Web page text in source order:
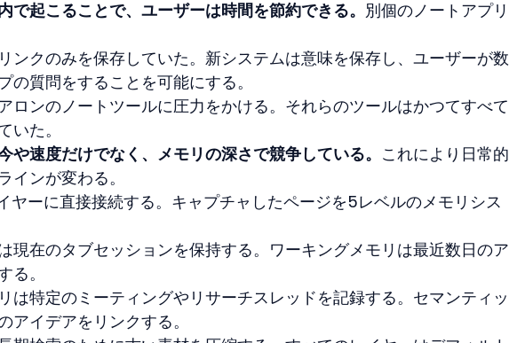
で起こることで、ユーザーは時間を節約できる。 別個のノートアプリ
ンクのみを保存していた。新システムは意味を保存し、ユーザーが数
の質問をすることを可能にする。
ロンのノートツールに圧力をかける。それらのツールはかつてすべて
いた。
や速度だけでなく、メモリの深さで競争している。 これにより日常的
インが変わる。
ヤーに直接接続する。キャプチャしたページを5レベルのメモリシス
現在のタブセッションを保持する。ワーキングメモリは最近数日のア
る。
は特定のミーティングやリサーチスレッドを記録する。セマンティッ
アイデアをリンクする。